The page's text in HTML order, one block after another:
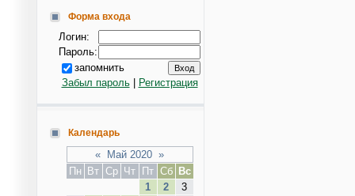
Форма входа
Логин:
Пароль:
запомнить
Забыл пароль| Регистрация
Календарь
« Май 2020 »
Пн
Вт Ср Чт Пт Сб
Вс
1
2
3